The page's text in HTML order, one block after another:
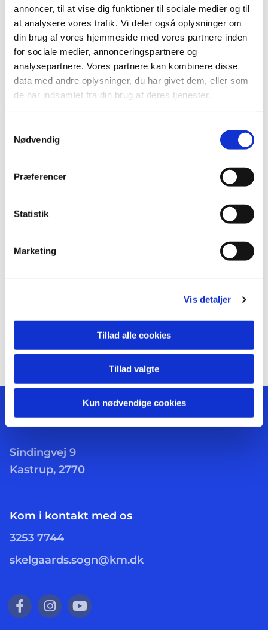
annoncer, til at vise dig funktioner til sociale medier og til
at analysere vores trafik. Vi deler også oplysninger om
din brug af vores hjemmeside med vores partnere inden
for sociale medier, annonceringspartnere og
analysepartnere. Vores partnere kan kombinere disse
data med andre oplysninger, du har givet dem, eller som
de har indsamlet fra din brug af deres tjenester.
Nødvendig
Præferencer
Statistik
Marketing
Vis detaljer
Tillad alle cookies
Tillad valgte
Kun nødvendige cookies
Tegneskole, Hun har udstillet på Den frie
Udstillingsbygning, Galleri Rubin & Magnussen,
Kokkedal Slot og i Københavns Domkirke.
Kunstudvalget
Klik på billederne, for at se dem i stor størrelse.
Sindingvej 9
Kastrup, 2770
Kom i kontakt med os
3253 7744
skelgaards.sogn@km.dk